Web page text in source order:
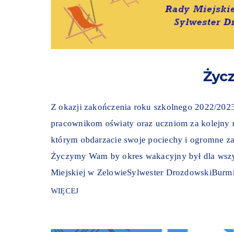
Z okazji zakończenia roku szkolnego 2022/
pracownikom oświaty oraz uczniom za
którym obdarzacie swoje pociechy i ogromne
Życzymy Wam by okres wakacyjny był dla
Miejskiej w ZelowieSylwester
WIĘCEJ